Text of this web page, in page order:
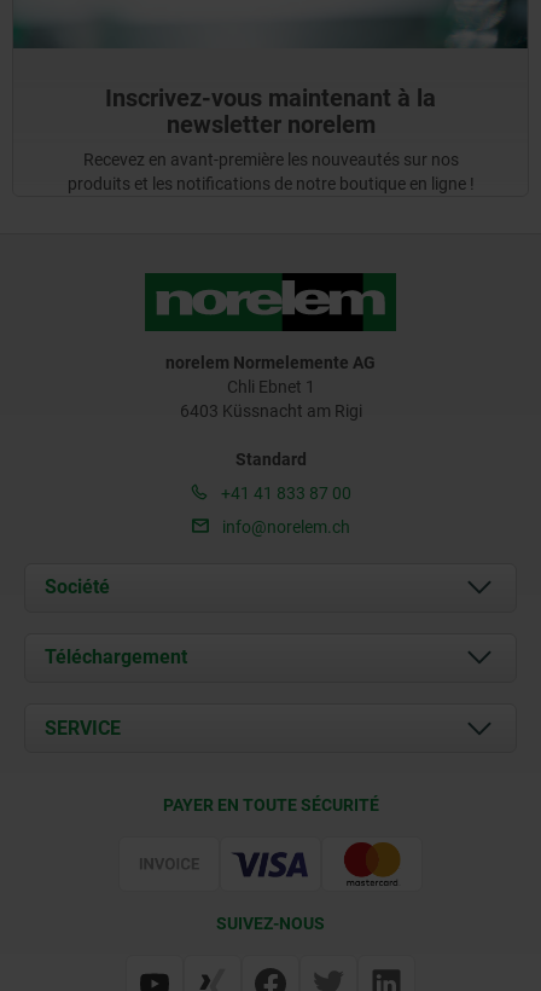
Inscrivez-vous maintenant à la
newsletter norelem
Recevez en avant-première les nouveautés sur nos
produits et les notifications de notre boutique en ligne !
norelem Normelemente AG
Chli Ebnet 1
6403 Küssnacht am Rigi
Standard
+41 41 833 87 00
info@norelem.ch
Société
À propos de nous
Contact
Téléchargement
Documents
SERVICE
PAYER EN TOUTE SÉCURITÉ
SUIVEZ-NOUS